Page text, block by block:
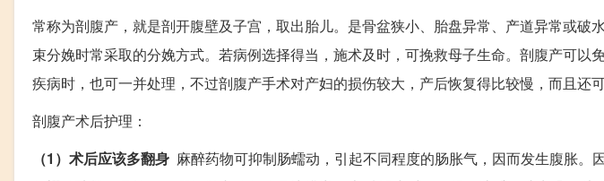
常称为剖腹产，就是剖开腹壁及子宫，取出胎儿。是骨盆狭小、胎盘异常、产道异常或破
束分娩时常采取的分娩方式。若病例选择得当，施术及时，可挽救母子生命。剖腹产可以
疾病时，也可一并处理，不过剖腹产手术对产妇的损伤较大，产后恢复得比较慢，而且还
剖腹产术后护理：
（1）术后应该多翻身 麻醉药物可抑制肠蠕动，引起不同程度的肠胀气，因而发生腹胀。